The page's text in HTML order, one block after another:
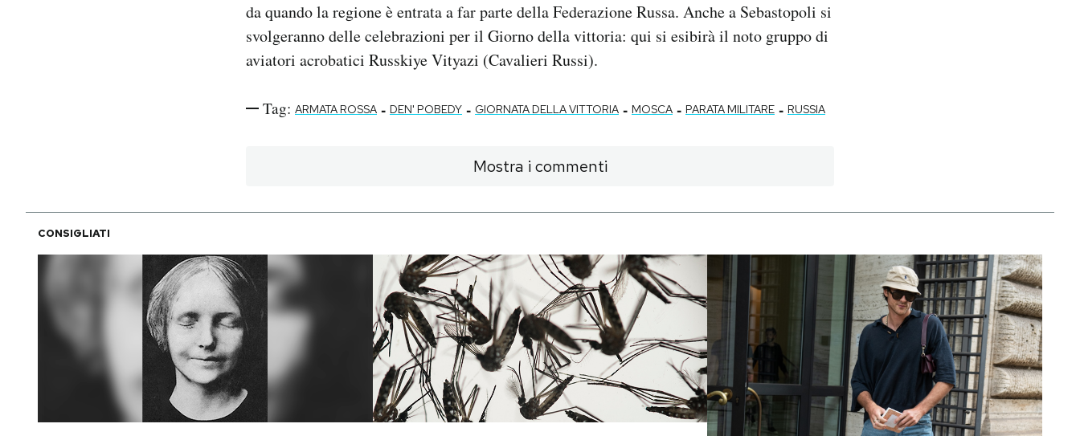
da quando la regione è entrata a far parte della Federazione Russa. Anche a Sebastopoli si
svolgeranno delle celebrazioni per il Giorno della vittoria: qui si esibirà il noto gruppo di
aviatori acrobatici Russkiye Vityazi (Cavalieri Russi).
Tag: ARMATA ROSSA - DEN' POBEDY - GIORNATA DELLA VITTORIA - MOSCA - PARATA MILITARE - RUSSIA
Mostra i commenti
CONSIGLIATI